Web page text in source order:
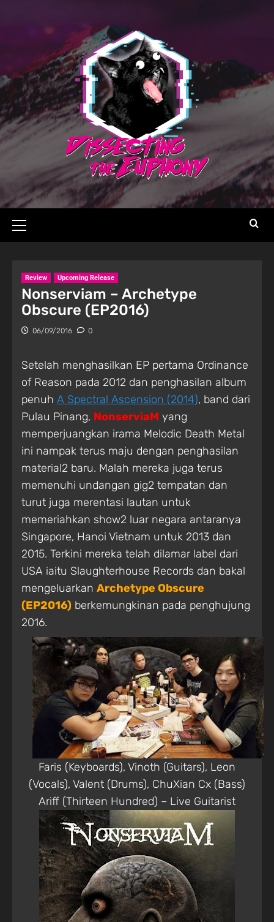
Review Upcoming Release
Nonserviam – Archetype
Obscure (EP2016)
06/09/2016 0
Setelah menghasilkan EP pertama Ordinance
of Reason pada 2012 dan penghasilan album
penuh A Spectral Ascension (2014), band dari
Pulau Pinang, NonserviaM yang
memperjuangkan irama Melodic Death Metal
ini nampak terus maju dengan penghasilan
material2 baru. Malah mereka juga terus
memenuhi undangan gig2 tempatan dan
turut juga merentasi lautan untuk
memeriahkan show2 luar negara antaranya
Singapore, Hanoi Vietnam untuk 2013 dan
2015. Terkini mereka telah dilamar label dari
USA iaitu Slaughterhouse Records dan bakal
mengeluarkan Archetype Obscure
(EP2016) berkemungkinan pada penghujung
2016.
Faris (Keyboards), Vinoth (Guitars), Leon
(Vocals), Valent (Drums), ChuXian Cx (Bass)
Ariff (Thirteen Hundred) – Live Guitarist